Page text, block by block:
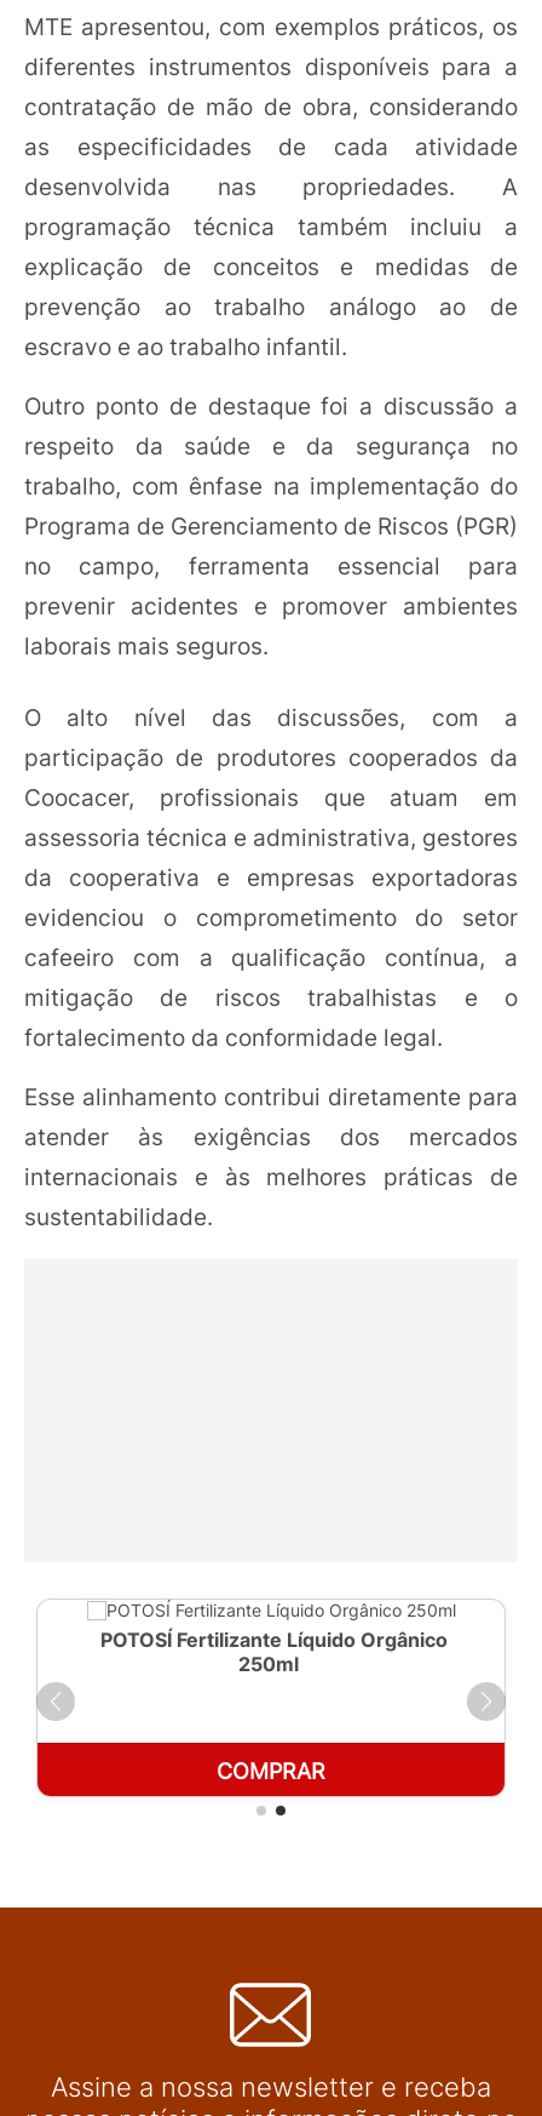
MTE apresentou, com exemplos práticos, os
diferentes instrumentos disponíveis para a
contratação de mão de obra, considerando
as especificidades de cada atividade
desenvolvida nas propriedades. A
programação técnica também incluiu a
explicação de conceitos e medidas de
prevenção ao trabalho análogo ao de
escravo e ao trabalho infantil.
Outro ponto de destaque foi a discussão a
respeito da saúde e da segurança no
trabalho, com ênfase na implementação do
Programa de Gerenciamento de Riscos (PGR)
no campo, ferramenta essencial para
prevenir acidentes e promover ambientes
laborais mais seguros.
O alto nível das discussões, com a
participação de produtores cooperados da
Coocacer, profissionais que atuam em
assessoria técnica e administrativa, gestores
da cooperativa e empresas exportadoras
evidenciou o comprometimento do setor
cafeeiro com a qualificação contínua, a
mitigação de riscos trabalhistas e o
fortalecimento da conformidade legal.
Esse alinhamento contribui diretamente para
atender às exigências dos mercados
internacionais e às melhores práticas de
sustentabilidade.
POTOSÍ Fertilizante Líquido Orgânico
250ml
COMPRAR
Assine a nossa newsletter e receba